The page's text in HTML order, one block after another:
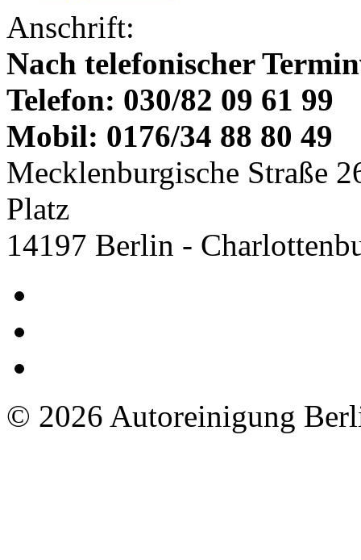
Anschrift:
Nach telefonischer
Telefon: 030/82 09 61 99
Mobil: 0176/34 88 80 49
Mecklenburgische Straße
Platz
14197 Berlin -
© 2026 Autoreinigung